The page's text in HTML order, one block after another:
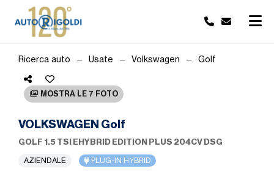
Ricerca auto Usate Volkswagen Golf
MOSTRA LE 7 FOTO
VOLKSWAGEN Golf
GOLF 1.5 TSI EHYBRID EDITION PLUS 204CV DSG
AZIENDALE PLUG-IN HYBRID